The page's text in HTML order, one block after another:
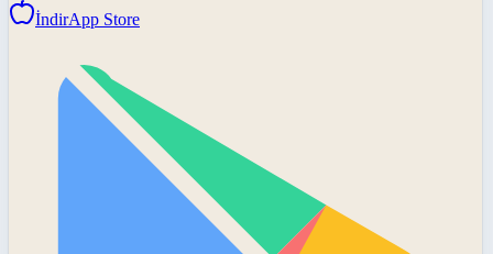
İndirApp Store